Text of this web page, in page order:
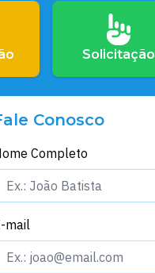
Solicitação
Conosco
Completo
mail